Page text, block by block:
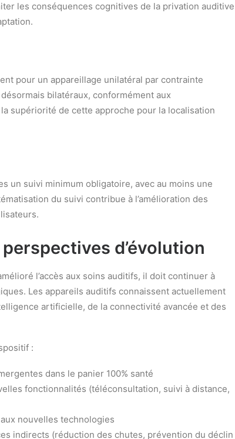
les conséquences cognitives de la privation auditive
pour un appareillage unilatéral par contrainte
bilatéraux, conformément aux
supériorité de cette approche pour la localisation
un suivi minimum obligatoire, avec au moins une
du suivi contribue à l’amélioration des
d’évolution
l’accès aux soins auditifs, il doit continuer à
Les appareils auditifs connaissent actuellement
artificielle, de la connectivité avancée et des
:
dans le panier 100% santé
fonctionnalités (téléconsultation, suivi à distance,
nouvelles technologies
indirects (réduction des chutes, prévention du déclin